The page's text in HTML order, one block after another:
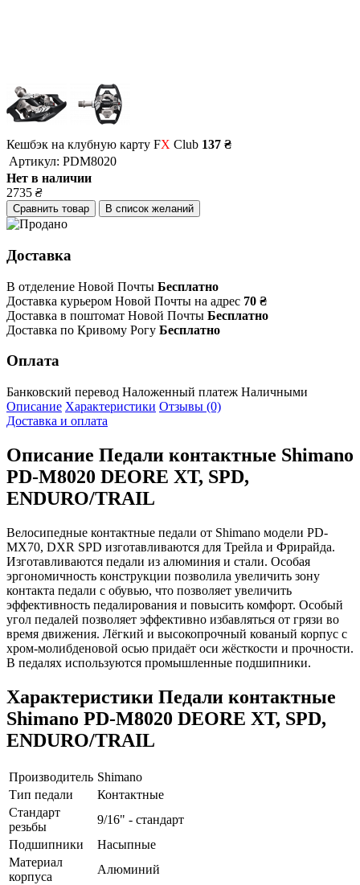
Кешбэк на клубную карту FX Club 137 ₴
Артикул: PDM8020
Нет в наличии
2735 ₴
Сравнить товар В список желаний
Доставка
В отделение Новой Почты Бесплатно
Доставка курьером Новой Почты на адрес 70 ₴
Доставка в поштомат Новой Почты Бесплатно
Доставка по Кривому Рогу Бесплатно
Оплата
Банковский перевод Наложенный платеж Наличными
Описание Характеристики Отзывы (0)
Доставка и оплата
Описание Педали контактные Shimano
PD-M8020 DEORE XT, SPD,
ENDURO/TRAIL
Велосипедные контактные педали от Shimano модели PD-
MX70, DXR SPD изготавливаются для Трейла и Фрирайда.
Изготавливаются педали из алюминия и стали. Особая
эргономичность конструкции позволила увеличить зону
контакта педали с обувью, что позволяет увеличить
эффективность педалирования и повысить комфорт. Особый
угол педалей позволяет эффективно избавляться от грязи во
время движения. Лёгкий и высокопрочный кованый корпус с
хром-молибденовой осью придаёт оси жёсткости и прочности.
В педалях используются промышленные подшипники.
Характеристики Педали контактные
Shimano PD-M8020 DEORE XT, SPD,
ENDURO/TRAIL
Производитель Shimano
Тип педали
Контактные
Стандарт
резьбы
9/16" - стандарт
Подшипники
Насыпные
Материал
корпуса
Алюминий